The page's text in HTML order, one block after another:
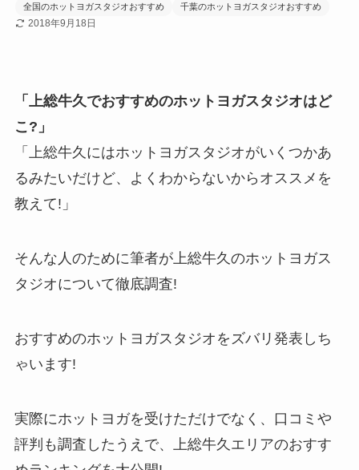
全国のホットヨガスタジオおすすめ
千葉のホットヨガスタジオおすすめ
2018年9月18日
「上総牛久でおすすめのホットヨガスタジオはど
こ?」
「上総牛久にはホットヨガスタジオがいくつかあ
るみたいだけど、よくわからないからオススメを
教えて!」
そんな人のために筆者が上総牛久のホットヨガス
タジオについて徹底調査!
おすすめのホットヨガスタジオをズバリ発表しち
ゃいます!
実際にホットヨガを受けただけでなく、口コミや
評判も調査したうえで、上総牛久エリアのおすす